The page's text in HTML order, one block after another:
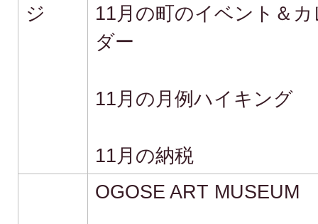
ジ
11月の町のイベント＆
ダー
11月の月例ハイキング
11月の納税
OGOSE ART MUSEUM